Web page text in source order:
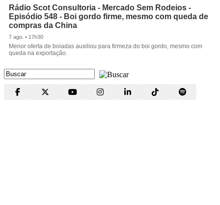
Rádio Scot Consultoria - Mercado Sem Rodeios -
Episódio 548 - Boi gordo firme, mesmo com queda de
compras da China
7 ago. • 17h30
Menor oferta de boiadas auxiliou para firmeza do boi gordo, mesmo com
queda na exportação.